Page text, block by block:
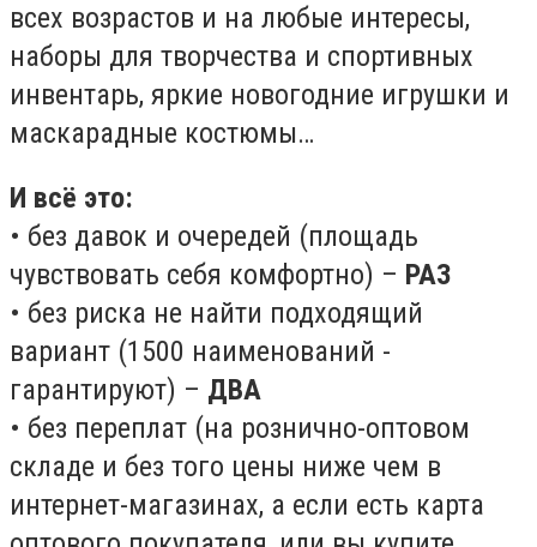
всех возрастов и на любые интересы,
наборы для творчества и спортивных
инвентарь, яркие новогодние игрушки и
маскарадные костюмы…
И всё это:
• без давок и очередей (площадь
чувствовать себя комфортно) – РАЗ
• без риска не найти подходящий
вариант (1500 наименований -
гарантируют) – ДВА
• без переплат (на рознично-оптовом
складе и без того цены ниже чем в
интернет-магазинах, а если есть карта